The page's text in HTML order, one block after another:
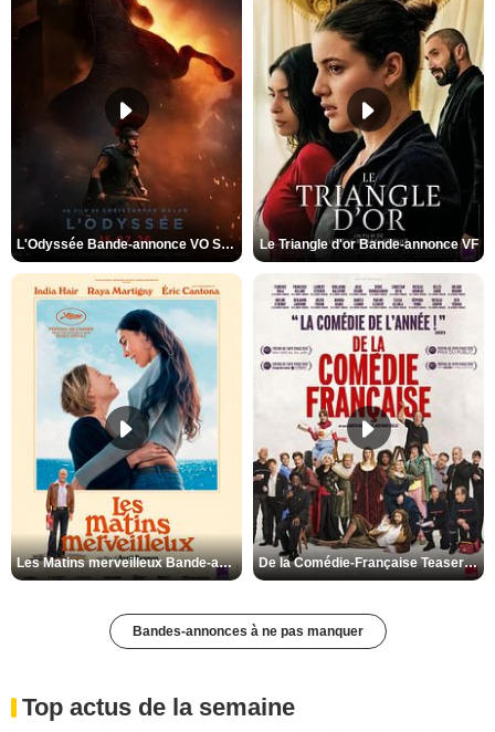
L'Odyssée Bande-annonce VO STFR Le Triangle d'or Bande-annonce VF
Les Matins merveilleux Bande-annonce VF De la Comédie-Française Teaser VF
Bandes-annonces à ne pas manquer
Top actus de la semaine